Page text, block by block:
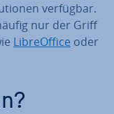
verfügbar.
nur der Griff
Libre­Of­fice oder